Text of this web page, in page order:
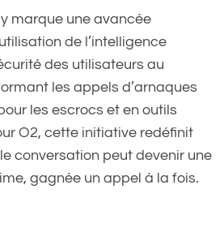
marque une avancée
de l’intelligence
des utilisateurs au
les appels d’arnaques
les escrocs et en outils
O2, cette initiative redéfinit
conversation peut devenir une
gagnée un appel à la fois.